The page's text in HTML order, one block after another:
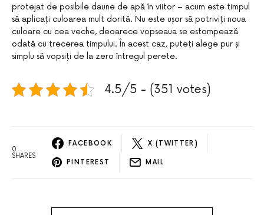
protejat de posibile daune de apă în viitor – acum este timpul
să aplicați culoarea mult dorită. Nu este ușor să potriviți noua
culoare cu cea veche, deoarece vopseaua se estompează
odată cu trecerea timpului. În acest caz, puteți alege pur și
simplu să vopsiți de la zero întregul perete.
4.5/5 - (351 votes)
0
SHARES
FACEBOOK X (TWITTER)
PINTEREST MAIL